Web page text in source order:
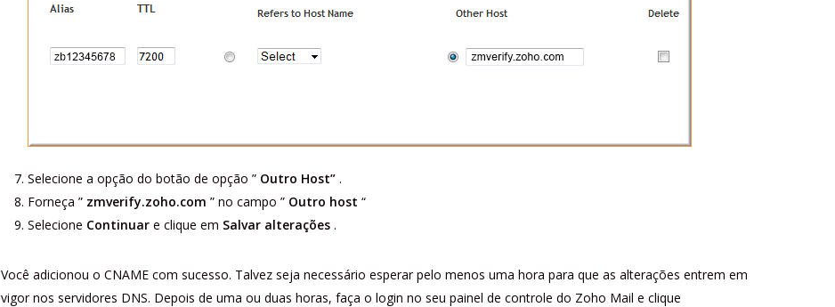
Selecione a opção do botão de opção ” Outro Host”.
Forneça ” zmverify.zoho.com ” no campo ” Outro host “
Selecione Continuare clique em Salvar alterações.
Você adicionou o CNAME com sucesso. Talvez seja necessário esperar pelo menos uma hora para que as alterações entrem em
vigor nos servidores DNS. Depois de uma ou duas horas, faça o login no seu painel de controle do Zoho Mail e clique